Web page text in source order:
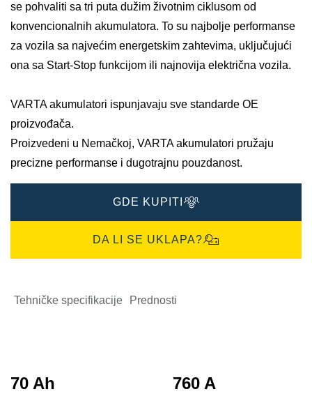
se pohvaliti sa tri puta dužim životnim ciklusom od
konvencionalnih akumulatora. To su najbolje performanse
za vozila sa najvećim energetskim zahtevima, uključujući
ona sa Start-Stop funkcijom ili najnovija električna vozila. ​
VARTA akumulatori ispunjavaju sve standarde OE
proizvođača.​
Proizvedeni u Nemačkoj, VARTA akumulatori pružaju
precizne performanse i dugotrajnu pouzdanost.
GDE KUPITI
DA LI SE UKLAPA?
Tehničke specifikacije Prednosti
70 Ah 760 A